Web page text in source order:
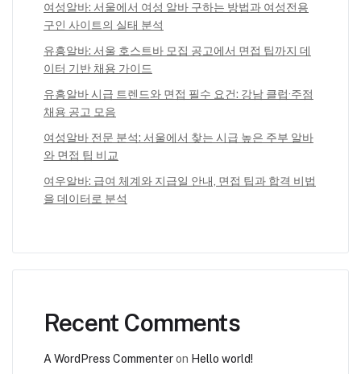
여성알바: 서울에서 여성 알바 구하는 방법과 여성전용
구인 사이트의 실태 분석
유흥알바: 서울 호스트바 모집 공고에서 면접 팁까지 데
이터 기반 채용 가이드
유흥알바 시급 트렌드와 면접 필수 요건: 강남 클럽·주점
채용 공고 모음
여성알바 전문 분석: 서울에서 찾는 시급 높은 주부 알바
와 면접 팁 비교
여우알바: 급여 체계와 지급일 안내, 면접 팁과 합격 비법
을 데이터로 분석
Recent Comments
A WordPress Commenteron Hello world!